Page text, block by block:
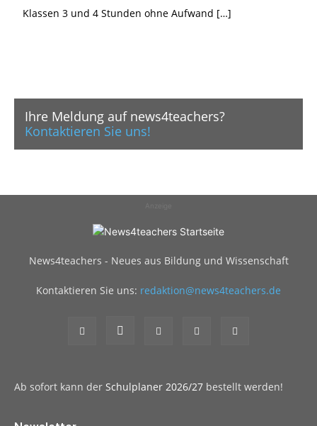
Klassen 3 und 4 Stunden ohne Aufwand […]
Ihre Meldung auf news4teachers?
Kontaktieren Sie uns!
News4teachers - Neues aus Bildung und Wissenschaft
Kontaktieren Sie uns: redaktion@news4teachers.de
Ab sofort kann der Schulplaner 2026/27 bestellt werden!